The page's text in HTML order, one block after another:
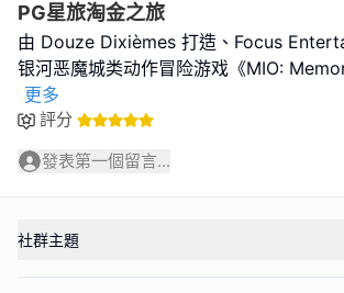
PG星旅淘金之旅
由 Douze Dixièmes 打造、Focus
银河恶魔城类动作冒险游戏《MIO:
更多
評分
發表第一個留言...
社群主題